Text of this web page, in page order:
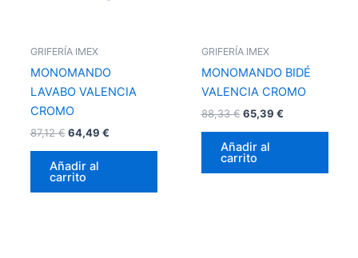
GRIFERÍA IMEX
MONOMANDO
LAVABO VALENCIA
CROMO
87,12€ 64,49 €
Añadir al
carrito
GRIFERÍA IMEX
MONOMANDO BIDÉ
VALENCIA CROMO
88,33€ 65,39 €
Añadir al
carrito